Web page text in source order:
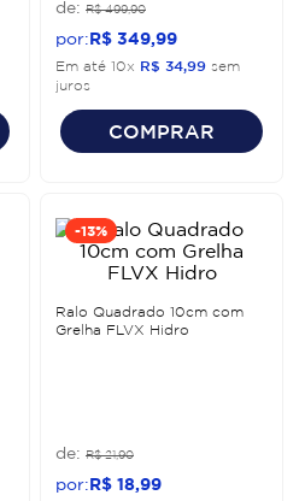
R$ 499,90
R$ 349 99
Em até 10x R$ 34 99 sem
juros
COMPRAR
-13%
Ralo Quadrado 10cm com
Grelha FLVX Hidro
R$ 21,90
R$ 18 99